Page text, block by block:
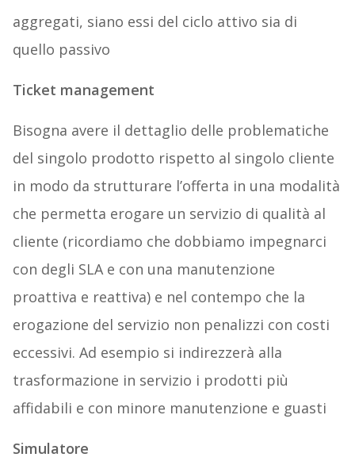
aggregati, siano essi del ciclo attivo sia di
quello passivo
Ticket management
Bisogna avere il dettaglio delle problematiche
del singolo prodotto rispetto al singolo cliente
in modo da strutturare l’offerta in una modalità
che permetta erogare un servizio di qualità al
cliente (ricordiamo che dobbiamo impegnarci
con degli SLA e con una manutenzione
proattiva e reattiva) e nel contempo che la
erogazione del servizio non penalizzi con costi
eccessivi. Ad esempio si indirezzerà alla
trasformazione in servizio i prodotti più
affidabili e con minore manutenzione e guasti
Simulatore